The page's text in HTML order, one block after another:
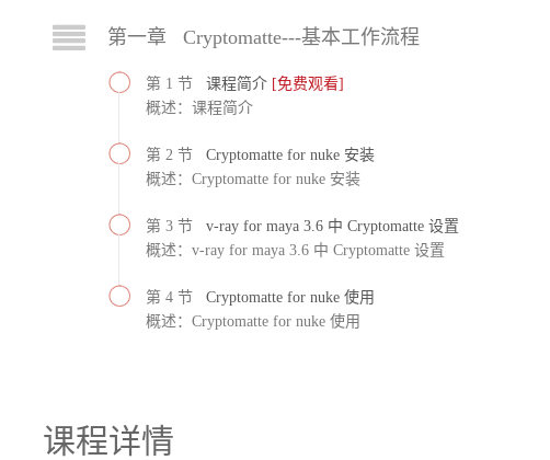
第一章 Cryptomatte---基本工作流程
第 1 节 课程简介 [免费观看]
概述：课程简介
第 2 节 Cryptomatte for nuke 安装
概述：Cryptomatte for nuke 安装
第 3 节 v-ray for maya 3.6 中 Cryptomatte 设置
概述：v-ray for maya 3.6 中 Cryptomatte 设置
第 4 节 Cryptomatte for nuke 使用
概述：Cryptomatte for nuke 使用
课程详情